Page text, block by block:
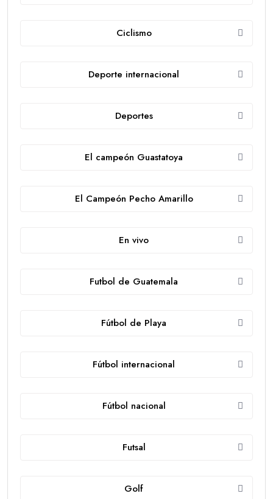
Ciclismo
Deporte internacional
Deportes
El campeón Guastatoya
El Campeón Pecho Amarillo
En vivo
Futbol de Guatemala
Fútbol de Playa
Fútbol internacional
Fútbol nacional
Futsal
Golf